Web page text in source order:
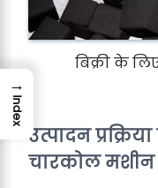
बिक्री के
उत्पादन
चारकोल
→
Index